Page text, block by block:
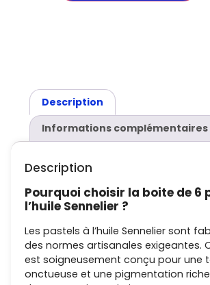
Description
Informations complémentaires
Description
Pourquoi choisir la boite de 6
l’huile Sennelier ?
Les pastels à l’huile Sennelier sont
des normes artisanales exigeantes.
est soigneusement conçu pour une
onctueuse et une pigmentation